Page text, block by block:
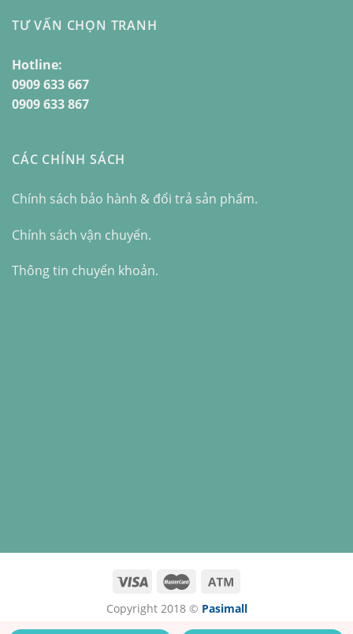
TƯ VẤN CHỌN TRANH
Hotline:
0909 633 667
0909 633 867
CÁC CHÍNH SÁCH
Chính sách bảo hành & đổi trả sản phẩm.
Chính sách vận chuyển.
Thông tin chuyển khoản.
Copyright 2018 © Pasimall